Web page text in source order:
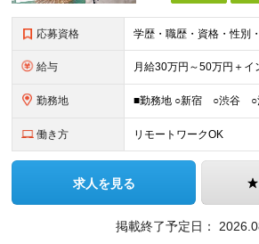
応募資格
給与
勤務地
働き方 リモートワークOK
求人を見る
掲載終了予定日：